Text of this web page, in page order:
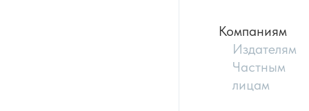
Компаниям
Издателям
Частным
лицам